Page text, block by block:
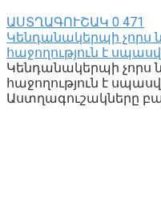
ԱՍՏՂԱԳՈՒՇԱԿ 0 471
Կենդանակերպի չորս
հաջողություն է
Կենդանակերպի չորս
հաջողություն է
Աստղագուշակները